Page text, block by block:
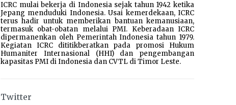
ICRC mulai bekerja di Indonesia sejak tahun 1942 ketika
Jepang menduduki Indonesia. Usai kemerdekaan, ICRC
terus hadir untuk memberikan bantuan kemanusiaan,
termasuk obat-obatan melalui PMI. Keberadaan ICRC
dipermanenkan oleh Pemerintah Indonesia tahun 1979.
Kegiatan ICRC dititikberatkan pada promosi Hukum
Humaniter Internasional (HHI) dan pengembangan
kapasitas PMI di Indonesia dan CVTL di Timor Leste.
Twitter